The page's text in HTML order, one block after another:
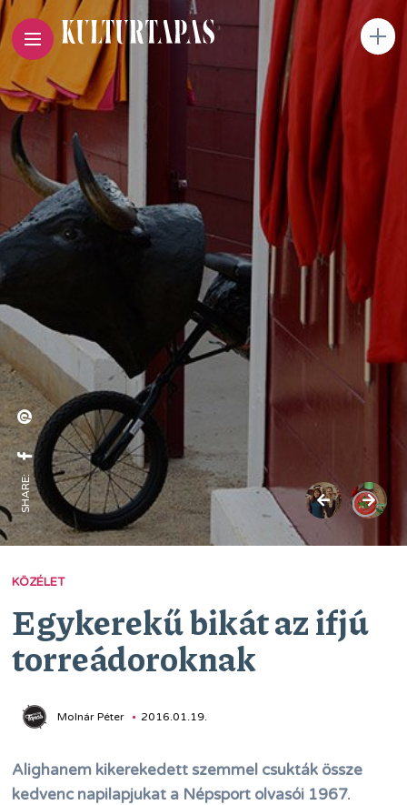
SHARE:
KÖZÉLET
Egykerekű bikát az ifjú
torreádoroknak
Molnár Péter 2016.01.19.
Alighanem kikerekedett szemmel csukták össze
kedvenc napilapjukat a Népsport olvasói 1967.